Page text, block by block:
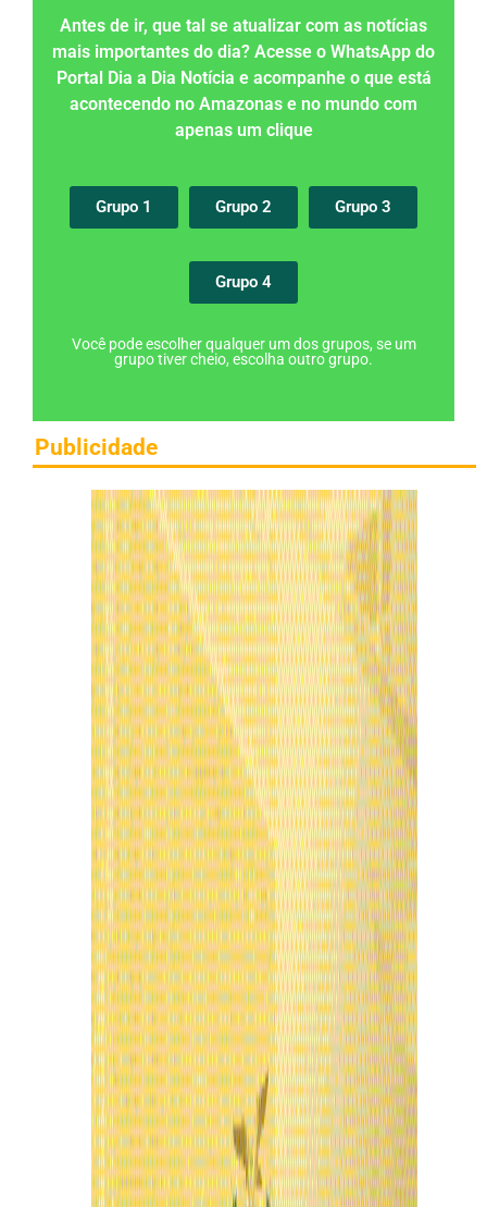
Antes de ir, que tal se atualizar com as notícias
mais importantes do dia? Acesse o WhatsApp do
Portal Dia a Dia Notícia e acompanhe o que está
acontecendo no Amazonas e no mundo com
apenas um clique
Grupo 1 Grupo 2 Grupo 3
Grupo 4
Você pode escolher qualquer um dos grupos, se um
grupo tiver cheio, escolha outro grupo.
Publicidade